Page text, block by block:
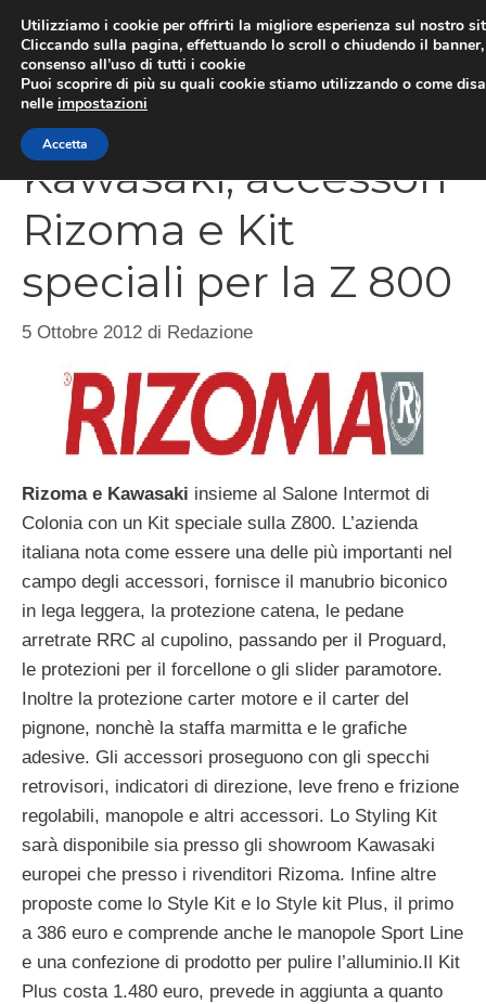
contenuto
Kawasaki, accessori
Rizoma e Kit
speciali per la Z 800
5 Ottobre 2012 di Redazione
Rizoma e Kawasaki insieme al Salone Intermot di
Colonia con un Kit speciale sulla Z800. L’azienda
italiana nota come essere una delle più importanti nel
campo degli accessori, fornisce il manubrio biconico
in lega leggera, la protezione catena, le pedane
arretrate RRC al cupolino, passando per il Proguard,
le protezioni per il forcellone o gli slider paramotore.
Inoltre la protezione carter motore e il carter del
pignone, nonchè la staffa marmitta e le grafiche
adesive. Gli accessori proseguono con gli specchi
retrovisori, indicatori di direzione, leve freno e frizione
regolabili, manopole e altri accessori. Lo Styling Kit
sarà disponibile sia presso gli showroom Kawasaki
europei che presso i rivenditori Rizoma. Infine altre
proposte come lo Style Kit e lo Style kit Plus, il primo
a 386 euro e comprende anche le manopole Sport Line
e una confezione di prodotto per pulire l’alluminio.Il Kit
Plus costa 1.480 euro, prevede in aggiunta a quanto
Utilizziamo i cookie per offrirti la migliore esperienza sul nostro
Cliccando sulla pagina, effettuando lo scroll o chiudendo il
consenso all’uso di tutti i cookie
Puoi scoprire di più su quali cookie stiamo utilizzando o come
nelle impostazioni
Accetta